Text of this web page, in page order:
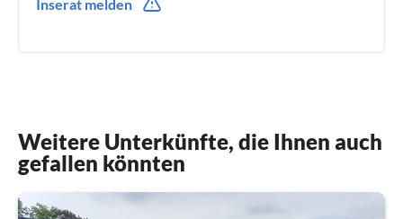
Inserat melden
Weitere Unterkünfte, die Ihnen auch
gefallen könnten